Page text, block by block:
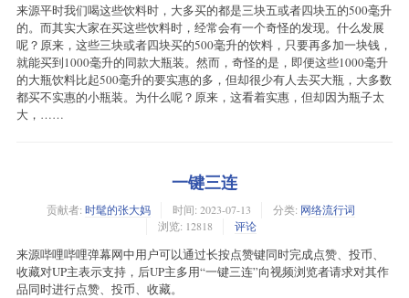
来源平时我们喝这些饮料时，大多买的都是三块五或者四块五的500毫升
的。而其实大家在买这些饮料时，经常会有一个奇怪的发现。什么发展
呢？原来，这些三块或者四块买的500毫升的饮料，只要再多加一块钱，
就能买到1000毫升的同款大瓶装。然而，奇怪的是，即便这些1000毫升
的大瓶饮料比起500毫升的要实惠的多，但却很少有人去买大瓶，大多数
都买不实惠的小瓶装。为什么呢？原来，这看着实惠，但却因为瓶子太
大，……
一键三连
贡献者: 时髦的张大妈 时间: 2023-07-13 分类: 网络流行词
浏览: 12818
评论
来源哔哩哔哩弹幕网中用户可以通过长按点赞键同时完成点赞、投币、
收藏对UP主表示支持，后UP主多用“一键三连”向视频浏览者请求对其作
品同时进行点赞、投币、收藏。